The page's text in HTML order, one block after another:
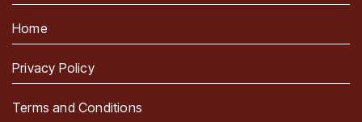
Home
Privacy Policy
Terms and Conditions